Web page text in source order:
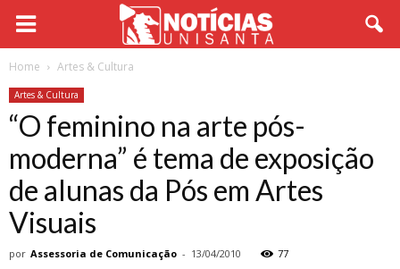
Home Artes & Cultura
Artes & Cultura
“O feminino na arte pós-
moderna” é tema de exposição
de alunas da Pós em Artes
Visuais
por Assessoria de Comunicação - 13/04/2010 77